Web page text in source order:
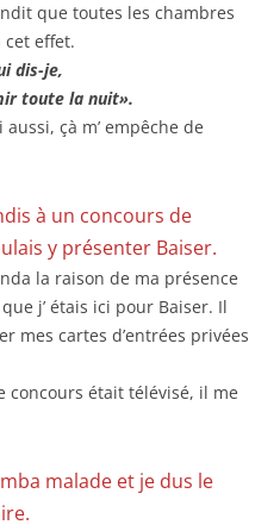
que toutes les chambres
cet effet.
dis-je,
toute la nuit».
çà m’ empêche de
à un concours de
y présenter Baiser.
la raison de ma présence
j’ étais ici pour Baiser. Il
mes cartes d’entrées privées
concours était télévisé, il me
malade et je dus le